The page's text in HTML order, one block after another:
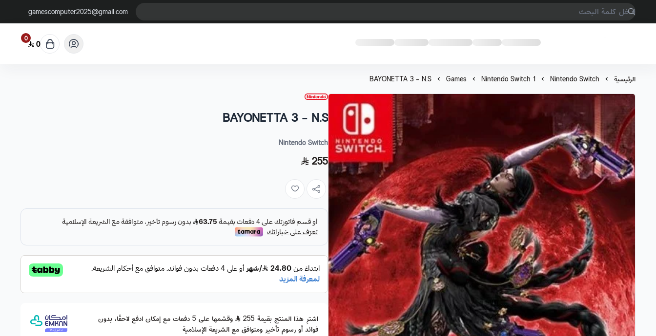
gamescomputer2025@gmail.com
0 0
الرئيسية Nintendo Switch
Nintendo Switch 1
Games
BAYONETTA 3 - N.S
BAYONETTA 3 - N.S
Nintendo Switch
255
اشترِ هذا المنتج بقيمة 255
وقسّمها على 5 دفعات مع إمكان ادفع لاحقًا، بدون
فوائد أو رسوم تأخير ومتوافق مع الشريعة الإسلامية